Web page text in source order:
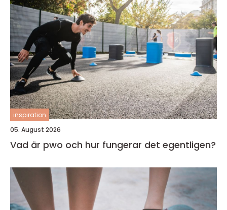
inspiration
05. August 2026
Vad är pwo och hur fungerar det egentligen?